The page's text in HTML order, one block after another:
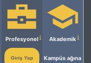
Profesyonel
Giriş Yap
Akademik
Kampüs ağına